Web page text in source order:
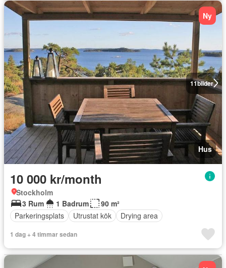
11bilder
Ny
Hus
10 000 kr/month
Stockholm
3 Rum
1 Badrum
90 m²
Parkeringsplats
Utrustat kök Drying area
1 dag + 4 timmar sedan